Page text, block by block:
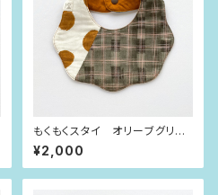
もくもくスタイ オリーブグリー
ンチェック×大きな水玉
¥2,000